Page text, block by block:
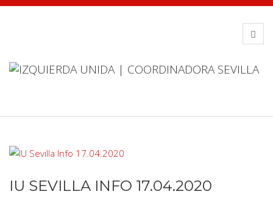
IU SEVILLA INFO 17.04.2020